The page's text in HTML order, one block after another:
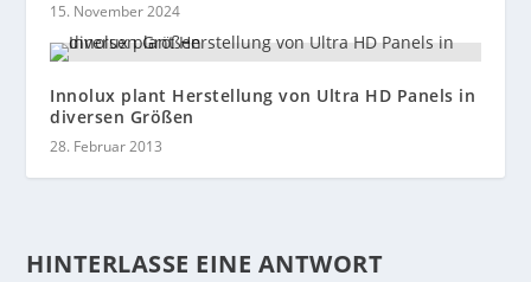
15. November 2024
Innolux plant Herstellung von Ultra HD Panels in
diversen Größen
28. Februar 2013
HINTERLASSE EINE ANTWORT